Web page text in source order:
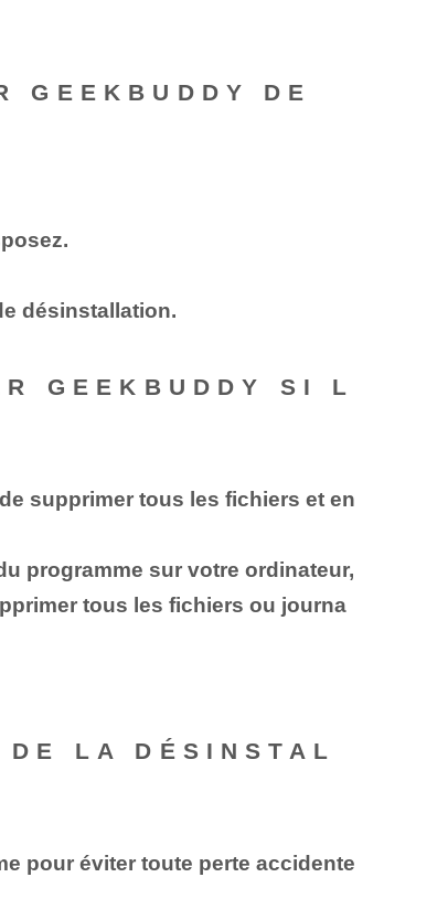
GEEKBUDDY DE
désinstallation.
GEEKBUDDY SI L
supprimer tous les fichiers et en
programme sur votre ordinateur,
tous les fichiers ou journa
LA DÉSINSTAL
pour éviter toute perte accidente